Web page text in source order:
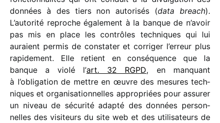
données à des tiers non auto­ri­sés (data breach).
L’autorité reproche égale­ment à la banque de n’avoir
pas mis en place les contrôles tech­niques qui lui
auraient permis de consta­ter et corri­ger l’erreur plus
rapi­de­ment. Elle retient en consé­quence que la
banque a violé l’art. 32 RGPD, en manquant
à l’obligation de mettre en œuvre des mesures tech­
niques et orga­ni­sa­tion­nelles appro­priées pour assu­rer
un niveau de sécu­rité adapté des données person­
nelles des visi­teurs du site web et des utili­sa­teurs de